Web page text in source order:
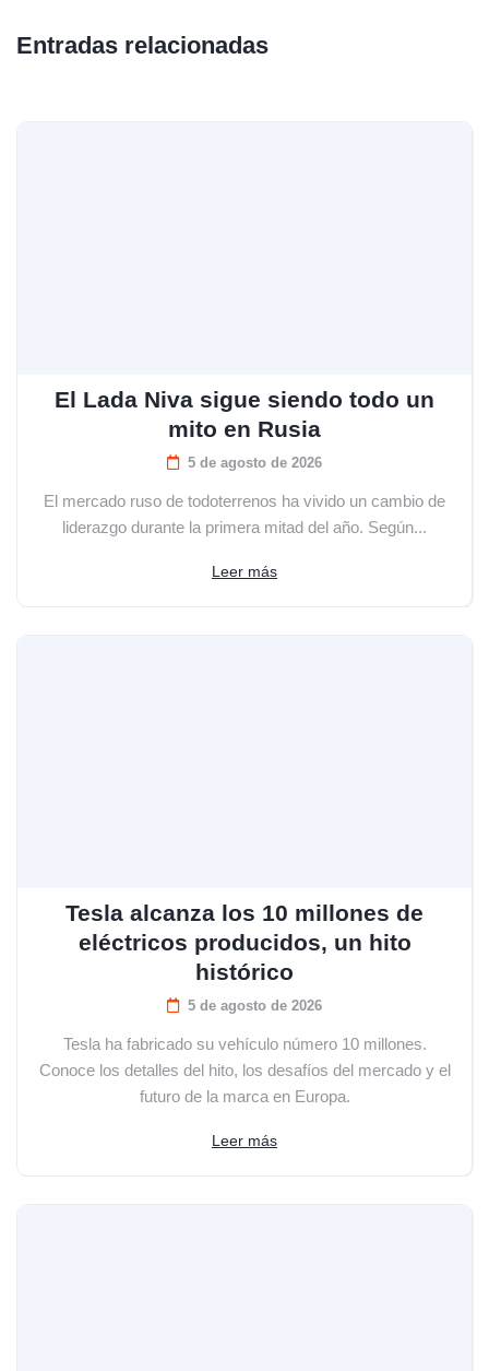
Entradas relacionadas
El Lada Niva sigue siendo todo un
mito en Rusia
5 de agosto de 2026
El mercado ruso de todoterrenos ha vivido un cambio de
liderazgo durante la primera mitad del año. Según...
Leer más
Tesla alcanza los 10 millones de
eléctricos producidos, un hito
histórico
5 de agosto de 2026
Tesla ha fabricado su vehículo número 10 millones.
Conoce los detalles del hito, los desafíos del mercado y el
futuro de la marca en Europa.
Leer más